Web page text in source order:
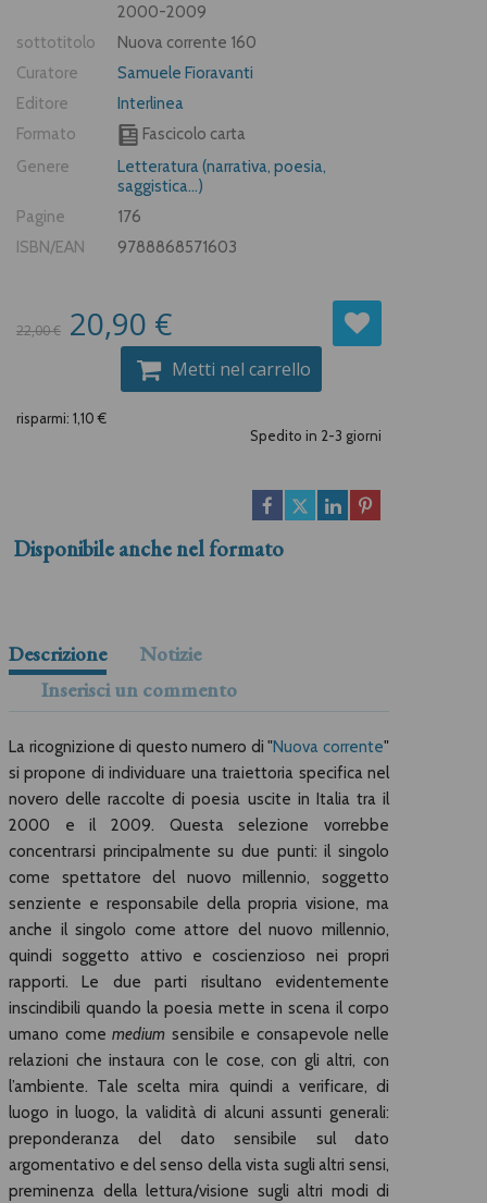
2000-2009
sottotitolo
Nuova corrente 160
Curatore
Samuele Fioravanti
Editore
Interlinea
Formato
Fascicolo carta
Genere
Letteratura (narrativa, poesia,
saggistica...)
Pagine
176
ISBN/EAN
9788868571603
22,00 € 20,90 €
Metti nel carrello
risparmi: 1,10 €
Spedito in 2-3 giorni
Disponibile anche nel formato
Descrizione
Notizie
Inserisci un commento
La ricognizione di questo numero di "Nuova corrente"
si propone di individuare una traiettoria specifica nel
novero delle raccolte di poesia uscite in Italia tra il
2000 e il 2009. Questa selezione vorrebbe
concentrarsi principalmente su due punti: il singolo
come spettatore del nuovo millennio, soggetto
senziente e responsabile della propria visione, ma
anche il singolo come attore del nuovo millennio,
quindi soggetto attivo e coscienzioso nei propri
rapporti. Le due parti risultano evidentemente
inscindibili quando la poesia mette in scena il corpo
umano come medium sensibile e consapevole nelle
relazioni che instaura con le cose, con gli altri, con
l’ambiente. Tale scelta mira quindi a verificare, di
luogo in luogo, la validità di alcuni assunti generali:
preponderanza del dato sensibile sul dato
argomentativo e del senso della vista sugli altri sensi,
preminenza della lettura/visione sugli altri modi di